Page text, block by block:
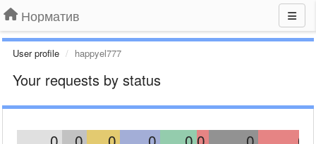
Норматив
User profile happyel777
Your requests by status